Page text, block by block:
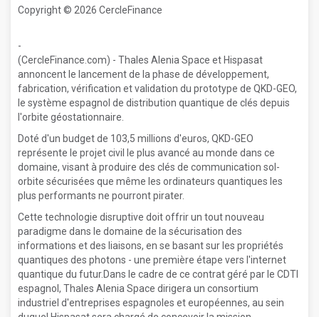
Copyright © 2026 CercleFinance
-
(CercleFinance.com) - Thales Alenia Space et Hispasat
annoncent le lancement de la phase de développement,
fabrication, vérification et validation du prototype de QKD-GEO,
le système espagnol de distribution quantique de clés depuis
l'orbite géostationnaire.
Doté d'un budget de 103,5 millions d'euros, QKD-GEO
représente le projet civil le plus avancé au monde dans ce
domaine, visant à produire des clés de communication sol-
orbite sécurisées que même les ordinateurs quantiques les
plus performants ne pourront pirater.
Cette technologie disruptive doit offrir un tout nouveau
paradigme dans le domaine de la sécurisation des
informations et des liaisons, en se basant sur les propriétés
quantiques des photons - une première étape vers l'internet
quantique du futur.Dans le cadre de ce contrat géré par le CDTI
espagnol, Thales Alenia Space dirigera un consortium
industriel d'entreprises espagnoles et européennes, au sein